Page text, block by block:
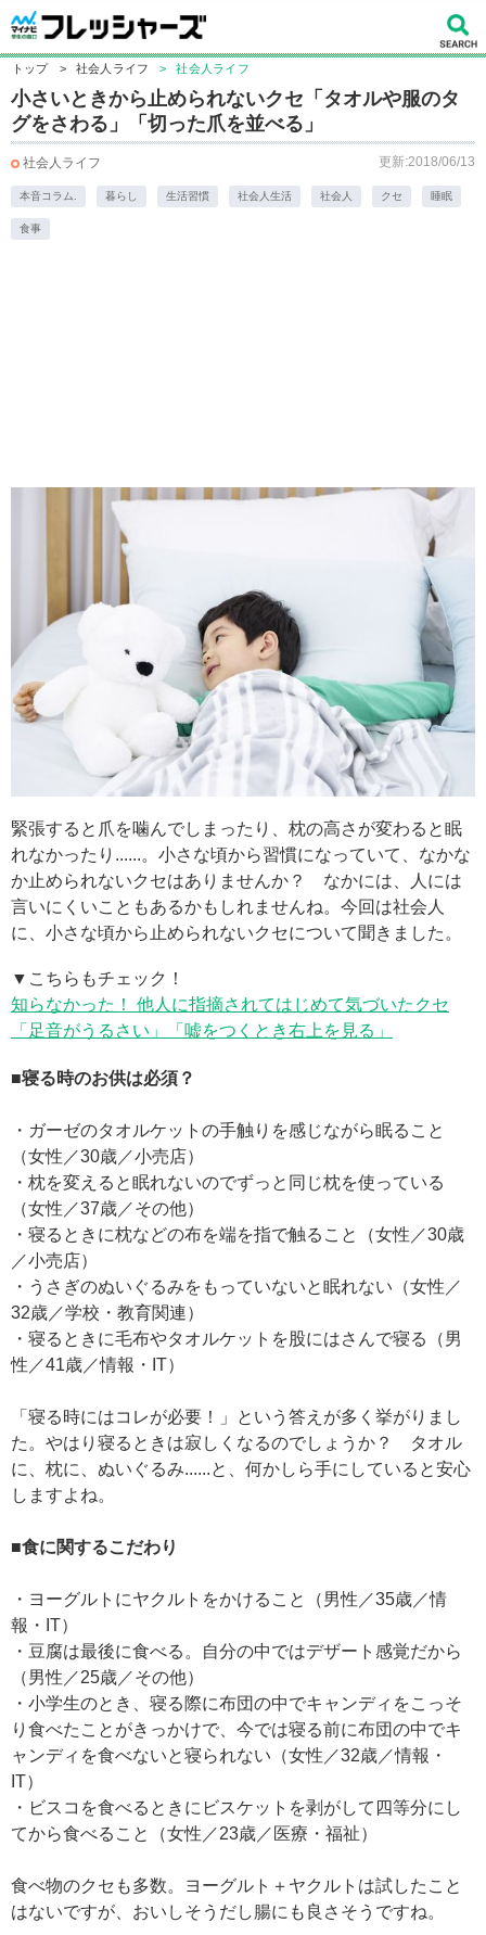
トップ > 社会人ライフ > 社会人ライフ
小さいときから止められないクセ「タオルや服のタ
グをさわる」「切った爪を並べる」
社会人ライフ 更新:2018/06/13
本音コラム. 暮らし 生活習慣 社会人生活 社会人 クセ 睡眠
食事
緊張すると爪を噛んでしまったり、枕の高さが変わると眠
れなかったり......。小さな頃から習慣になっていて、なかな
か止められないクセはありませんか？ なかには、人には
言いにくいこともあるかもしれませんね。今回は社会人
に、小さな頃から止められないクセについて聞きました。
▼こちらもチェック！
知らなかった！ 他人に指摘されてはじめて気づいたクセ
「足音がうるさい」「嘘をつくとき右上を見る」
■寝る時のお供は必須？
・ガーゼのタオルケットの手触りを感じながら眠ること
（女性／30歳／小売店）
・枕を変えると眠れないのでずっと同じ枕を使っている
（女性／37歳／その他）
・寝るときに枕などの布を端を指で触ること（女性／30歳
／小売店）
・うさぎのぬいぐるみをもっていないと眠れない（女性／
32歳／学校・教育関連）
・寝るときに毛布やタオルケットを股にはさんで寝る（男
性／41歳／情報・IT）
「寝る時にはコレが必要！」という答えが多く挙がりまし
た。やはり寝るときは寂しくなるのでしょうか？ タオル
に、枕に、ぬいぐるみ......と、何かしら手にしていると安心
しますよね。
■食に関するこだわり
・ヨーグルトにヤクルトをかけること（男性／35歳／情
報・IT）
・豆腐は最後に食べる。自分の中ではデザート感覚だから
（男性／25歳／その他）
・小学生のとき、寝る際に布団の中でキャンディをこっそ
り食べたことがきっかけで、今では寝る前に布団の中でキ
ャンディを食べないと寝られない（女性／32歳／情報・
IT）
・ビスコを食べるときにビスケットを剥がして四等分にし
てから食べること（女性／23歳／医療・福祉）
食べ物のクセも多数。ヨーグルト＋ヤクルトは試したこと
はないですが、おいしそうだし腸にも良さそうですね。